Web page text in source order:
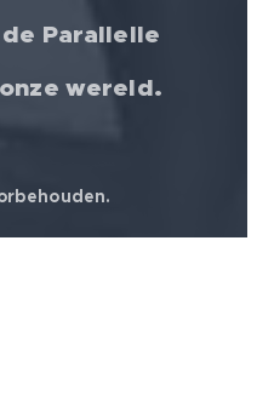
Parallelle
wereld.